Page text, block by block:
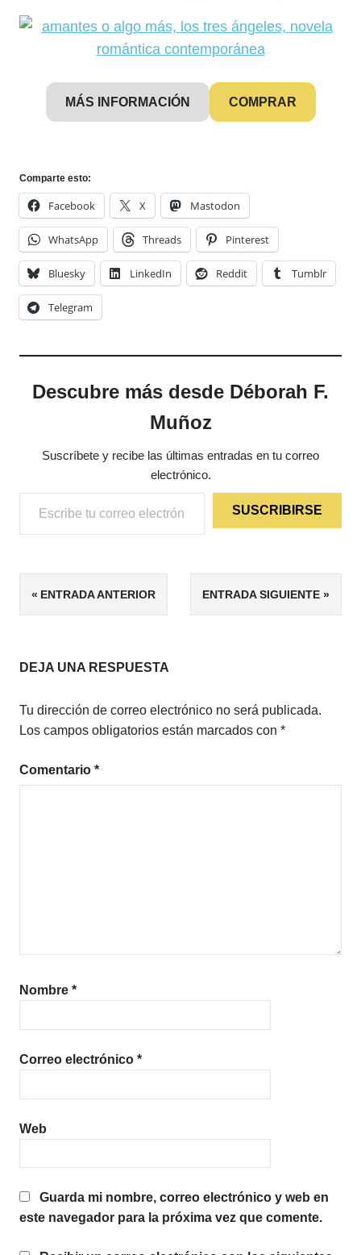
MÁS INFORMACIÓN COMPRAR
Comparte esto:
Facebook X Mastodon
WhatsApp Threads Pinterest
Bluesky LinkedIn Reddit Tumblr
Telegram
Descubre más desde Déborah F.
Muñoz
Suscríbete y recibe las últimas entradas en tu correo
electrónico.
Escribe tu correo electrónico…
SUSCRIBIRSE
ETIQUETAS
5/5
ROMÁNTICA
Navegación
entradas
ENTRADA ANTERIOR ENTRADA SIGUIENTE
DEJA UNA RESPUESTA
Tu dirección de correo electrónico no será publicada.
Los campos obligatorios están marcados con *
Comentario *
Nombre *
Correo electrónico *
Web
Guarda mi nombre, correo electrónico y web en
este navegador para la próxima vez que comente.